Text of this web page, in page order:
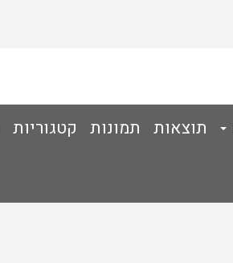
תוצאות תמונות קטגוריות